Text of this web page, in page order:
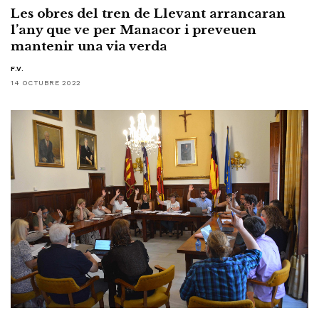
Les obres del tren de Llevant arrancaran
l’any que ve per Manacor i preveuen
mantenir una via verda
F.V.
14 OCTUBRE 2022